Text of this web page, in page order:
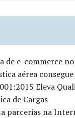
de e-commerce
aérea
Eleva
de Cargas
parcerias na